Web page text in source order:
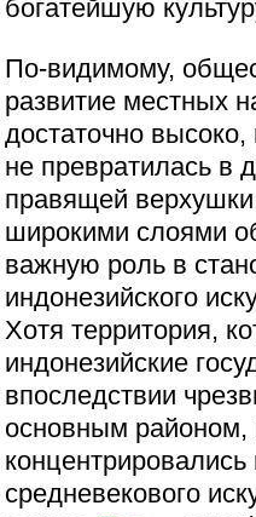
богатейшую
По-видимому,
развитие местных
достаточно
не превратилась в
правящей
широкими слоями
важную роль в
индонезийского
Хотя территория,
индонезийские
впоследствии
основным районом,
концентрировались
средневекового